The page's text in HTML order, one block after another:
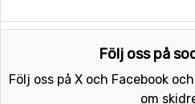
Följ oss på
Följ oss på X och Facebook
om